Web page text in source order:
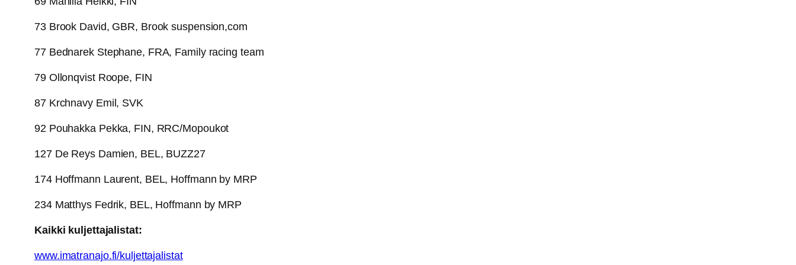
73 Brook David, GBR, Brook suspension,com
77 Bednarek Stephane, FRA, Family racing team
79 Ollonqvist Roope, FIN
87 Krchnavy Emil, SVK
92 Pouhakka Pekka, FIN, RRC/Mopoukot
127 De Reys Damien, BEL, BUZZ27
174 Hoffmann Laurent, BEL, Hoffmann by MRP
234 Matthys Fedrik, BEL, Hoffmann by MRP
Kaikki kuljettajalistat:
www.imatranajo.fi/kuljettajalistat